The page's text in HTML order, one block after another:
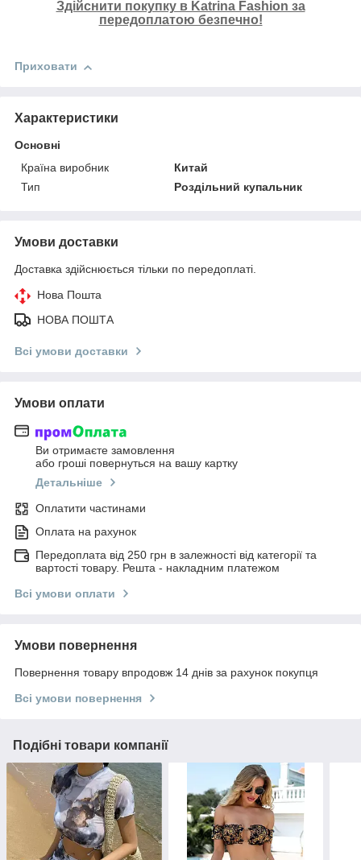
Здійснити покупку в Katrina Fashion за
передоплатою безпечно!
Приховати
Характеристики
Основні
Країна виробник
Китай
Тип
Роздільний купальник
Умови доставки
Доставка здійснюється тільки по передоплаті.
Нова Пошта
НОВА ПОШТА
Всі умови доставки
Умови оплати
Ви отримаєте замовлення
або гроші повернуться на вашу картку
Детальніше
Оплатити частинами
Оплата на рахунок
Передоплата від 250 грн в залежності від категорії та
вартості товару. Решта - накладним платежом
Всі умови оплати
Умови повернення
Повернення товару впродовж 14 днів за рахунок покупця
Всі умови повернення
Подібні товари компанії